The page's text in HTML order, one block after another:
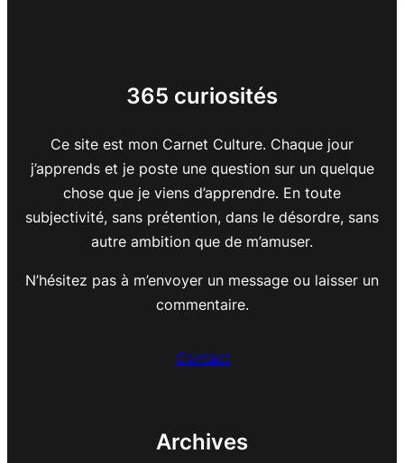
365 curiosités
Ce site est mon Carnet Culture. Chaque jour
j’apprends et je poste une question sur un quelque
chose que je viens d’apprendre. En toute
subjectivité, sans prétention, dans le désordre, sans
autre ambition que de m’amuser.
N’hésitez pas à m’envoyer un message ou laisser un
commentaire.
Contact
Archives